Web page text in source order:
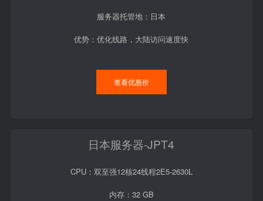
服务器托管地：日本
优势：优化线路，大陆访问速度快
查看优惠价
日本服务器-JPT4
CPU：双至强12核24线程2E5-2630L
内存：32 GB